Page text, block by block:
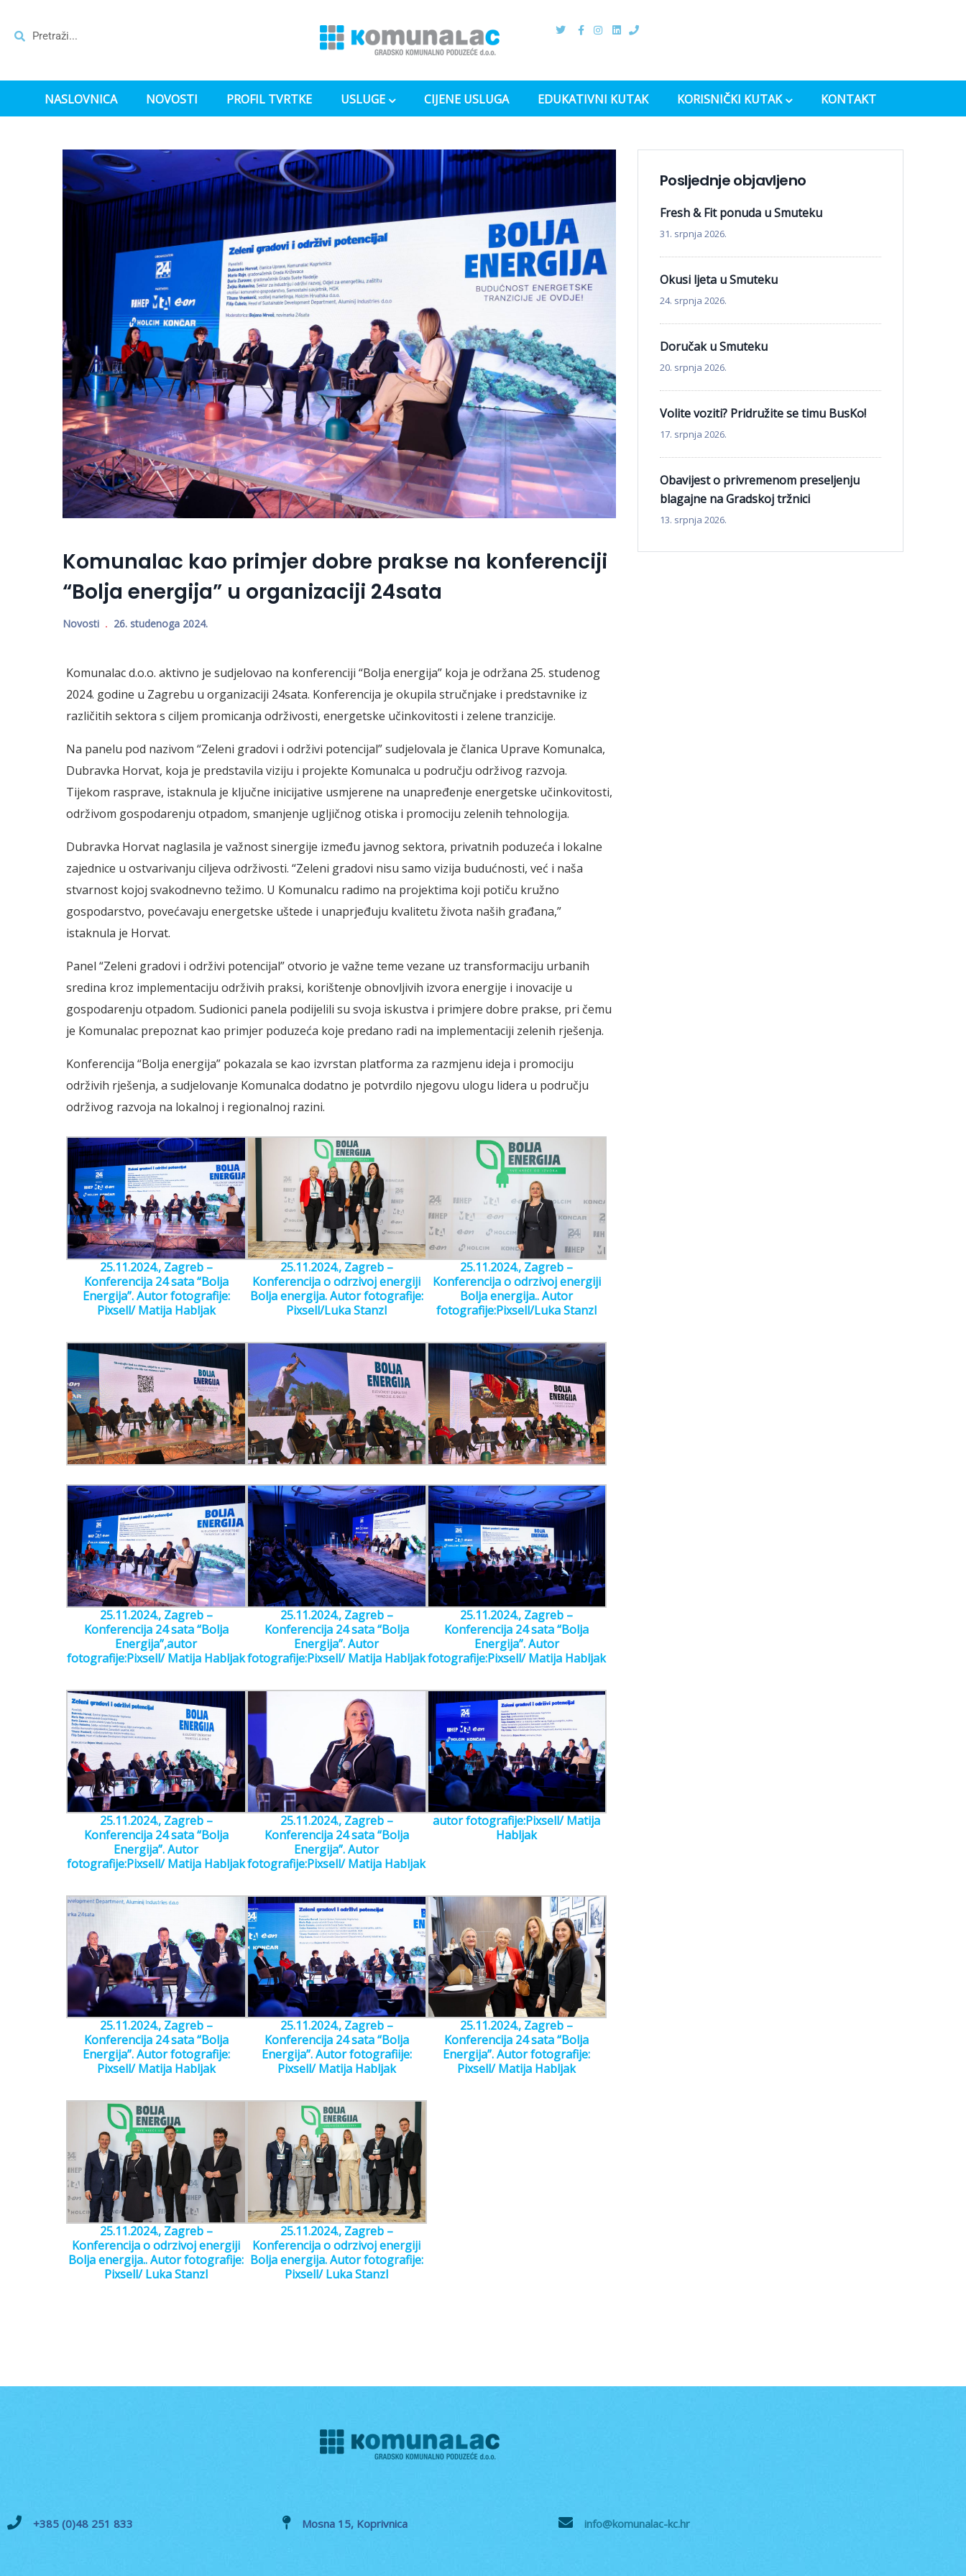
NASLOVNICA NOVOSTI PROFIL TVRTKE USLUGE CIJENE USLUGA EDUKATIVNI KUTAK KORISNIČKI KUTAK KONTAKT
Komunalac kao primjer dobre prakse na konferenciji
“Bolja energija” u organizaciji 24sata
Novosti 26. studenoga 2024.
Komunalac d.o.o. aktivno je sudjelovao na konferenciji “Bolja energija” koja je održana 25. studenog
2024. godine u Zagrebu u organizaciji 24sata. Konferencija je okupila stručnjake i predstavnike iz
različitih sektora s ciljem promicanja održivosti, energetske učinkovitosti i zelene tranzicije.
Na panelu pod nazivom “Zeleni gradovi i održivi potencijal” sudjelovala je članica Uprave Komunalca,
Dubravka Horvat, koja je predstavila viziju i projekte Komunalca u području održivog razvoja.
Tijekom rasprave, istaknula je ključne inicijative usmjerene na unapređenje energetske učinkovitosti,
održivom gospodarenju otpadom, smanjenje ugljičnog otiska i promociju zelenih tehnologija.
Dubravka Horvat naglasila je važnost sinergije između javnog sektora, privatnih poduzeća i lokalne
zajednice u ostvarivanju ciljeva održivosti. “Zeleni gradovi nisu samo vizija budućnosti, već i naša
stvarnost kojoj svakodnevno težimo. U Komunalcu radimo na projektima koji potiču kružno
gospodarstvo, povećavaju energetske uštede i unaprjeđuju kvalitetu života naših građana,”
istaknula je Horvat.
Panel “Zeleni gradovi i održivi potencijal” otvorio je važne teme vezane uz transformaciju urbanih
sredina kroz implementaciju održivih praksi, korištenje obnovljivih izvora energije i inovacije u
gospodarenju otpadom. Sudionici panela podijelili su svoja iskustva i primjere dobre prakse, pri čemu
je Komunalac prepoznat kao primjer poduzeća koje predano radi na implementaciji zelenih rješenja.
Konferencija “Bolja energija” pokazala se kao izvrstan platforma za razmjenu ideja i promociju
održivih rješenja, a sudjelovanje Komunalca dodatno je potvrdilo njegovu ulogu lidera u području
održivog razvoja na lokalnoj i regionalnoj razini.
25.11.2024., Zagreb –
Konferencija 24 sata “Bolja
Energija”. Autor fotografije:
Pixsell/ Matija Habljak
25.11.2024., Zagreb –
Konferencija o odrzivoj energiji
Bolja energija. Autor fotografije:
Pixsell/Luka Stanzl
25.11.2024., Zagreb –
Konferencija o odrzivoj energiji
Bolja energija.. Autor
fotografije:Pixsell/Luka Stanzl
25.11.2024., Zagreb –
Konferencija 24 sata “Bolja
Energija”,autor
fotografije:Pixsell/ Matija Habljak
25.11.2024., Zagreb –
Konferencija 24 sata “Bolja
Energija”. Autor
fotografije:Pixsell/ Matija Habljak
25.11.2024., Zagreb –
Konferencija 24 sata “Bolja
Energija”. Autor
fotografije:Pixsell/ Matija Habljak
25.11.2024., Zagreb –
Konferencija 24 sata “Bolja
Energija”. Autor
fotografije:Pixsell/ Matija Habljak
25.11.2024., Zagreb –
Konferencija 24 sata “Bolja
Energija”. Autor
fotografije:Pixsell/ Matija Habljak
autor fotografije:Pixsell/ Matija
Habljak
25.11.2024., Zagreb –
Konferencija 24 sata “Bolja
Energija”. Autor fotografije:
Pixsell/ Matija Habljak
25.11.2024., Zagreb –
Konferencija 24 sata “Bolja
Energija”. Autor fotografiije:
Pixsell/ Matija Habljak
25.11.2024., Zagreb –
Konferencija 24 sata “Bolja
Energija”. Autor fotografije:
Pixsell/ Matija Habljak
25.11.2024., Zagreb –
Konferencija o odrzivoj energiji
Bolja energija.. Autor fotografije:
Pixsell/ Luka Stanzl
25.11.2024., Zagreb –
Konferencija o odrzivoj energiji
Bolja energija. Autor fotografije:
Pixsell/ Luka Stanzl
Posljednje objavljeno
Fresh & Fit ponuda u Smuteku
31. srpnja 2026.
Okusi ljeta u Smuteku
24. srpnja 2026.
Doručak u Smuteku
20. srpnja 2026.
Volite voziti? Pridružite se timu BusKo!
17. srpnja 2026.
Obavijest o privremenom preseljenju
blagajne na Gradskoj tržnici
13. srpnja 2026.
+385 (0)48 251 833 Mosna 15, Koprivnica info@komunalac-kc.hr